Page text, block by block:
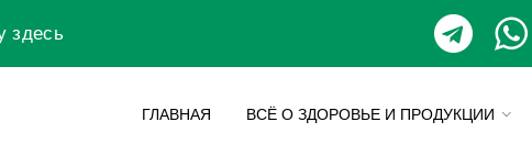
здесь
ГЛАВНАЯ ВСЁ О ЗДОРОВЬЕ И ПРОДУКЦИИ